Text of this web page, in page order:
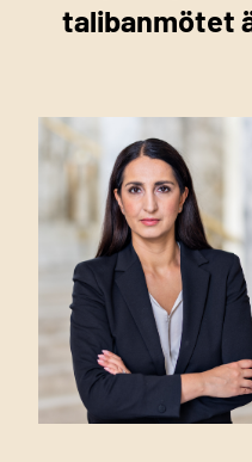
talibanmötet